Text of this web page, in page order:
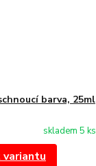
barva, 25ml
skladem 5 ks